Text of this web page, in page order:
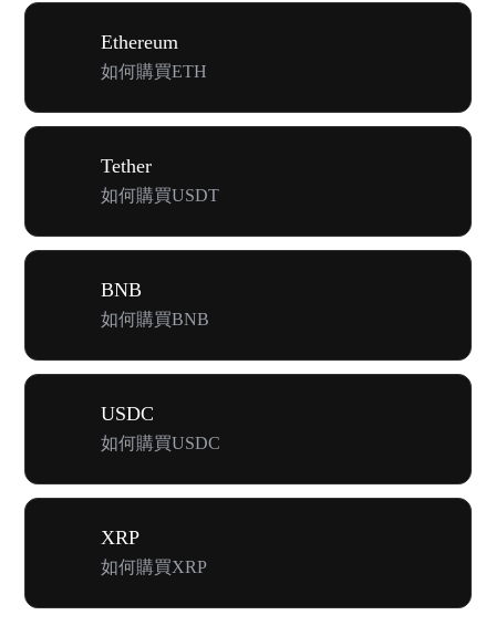
Ethereum
如何購買ETH
Tether
如何購買USDT
BNB
如何購買BNB
USDC
如何購買USDC
XRP
如何購買XRP